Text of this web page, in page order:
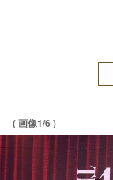
( 画像1/6 )